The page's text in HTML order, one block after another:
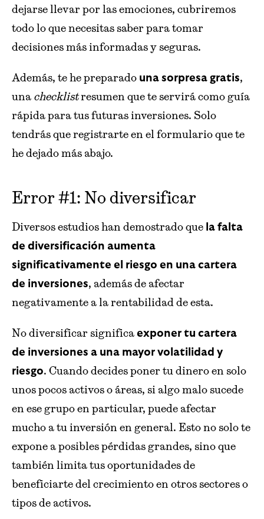
dejarse llevar por las emociones, cubriremos
todo lo que necesitas saber para tomar
decisiones más informadas y seguras.
Además, te he preparado una sorpresa gratis,
una checklistresumen que te servirá como guía
rápida para tus futuras inversiones. Solo
tendrás que registrarte en el formulario que te
he dejado más abajo.
Error #1: No diversificar
Diversos estudios han demostrado que la falta
de diversificación aumenta
significativamente el riesgo en una cartera
de inversiones, además de afectar
negativamente a la rentabilidad de esta.
No diversificar significa exponer tu cartera
de inversiones a una mayor volatilidad y
riesgo. Cuando decides poner tu dinero en solo
unos pocos activos o áreas, si algo malo sucede
en ese grupo en particular, puede afectar
mucho a tu inversión en general. Esto no solo te
expone a posibles pérdidas grandes, sino que
también limita tus oportunidades de
beneficiarte del crecimiento en otros sectores o
tipos de activos.